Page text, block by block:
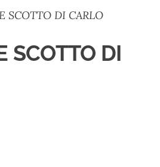
SCOTTO DI CARLO
SCOTTO DI